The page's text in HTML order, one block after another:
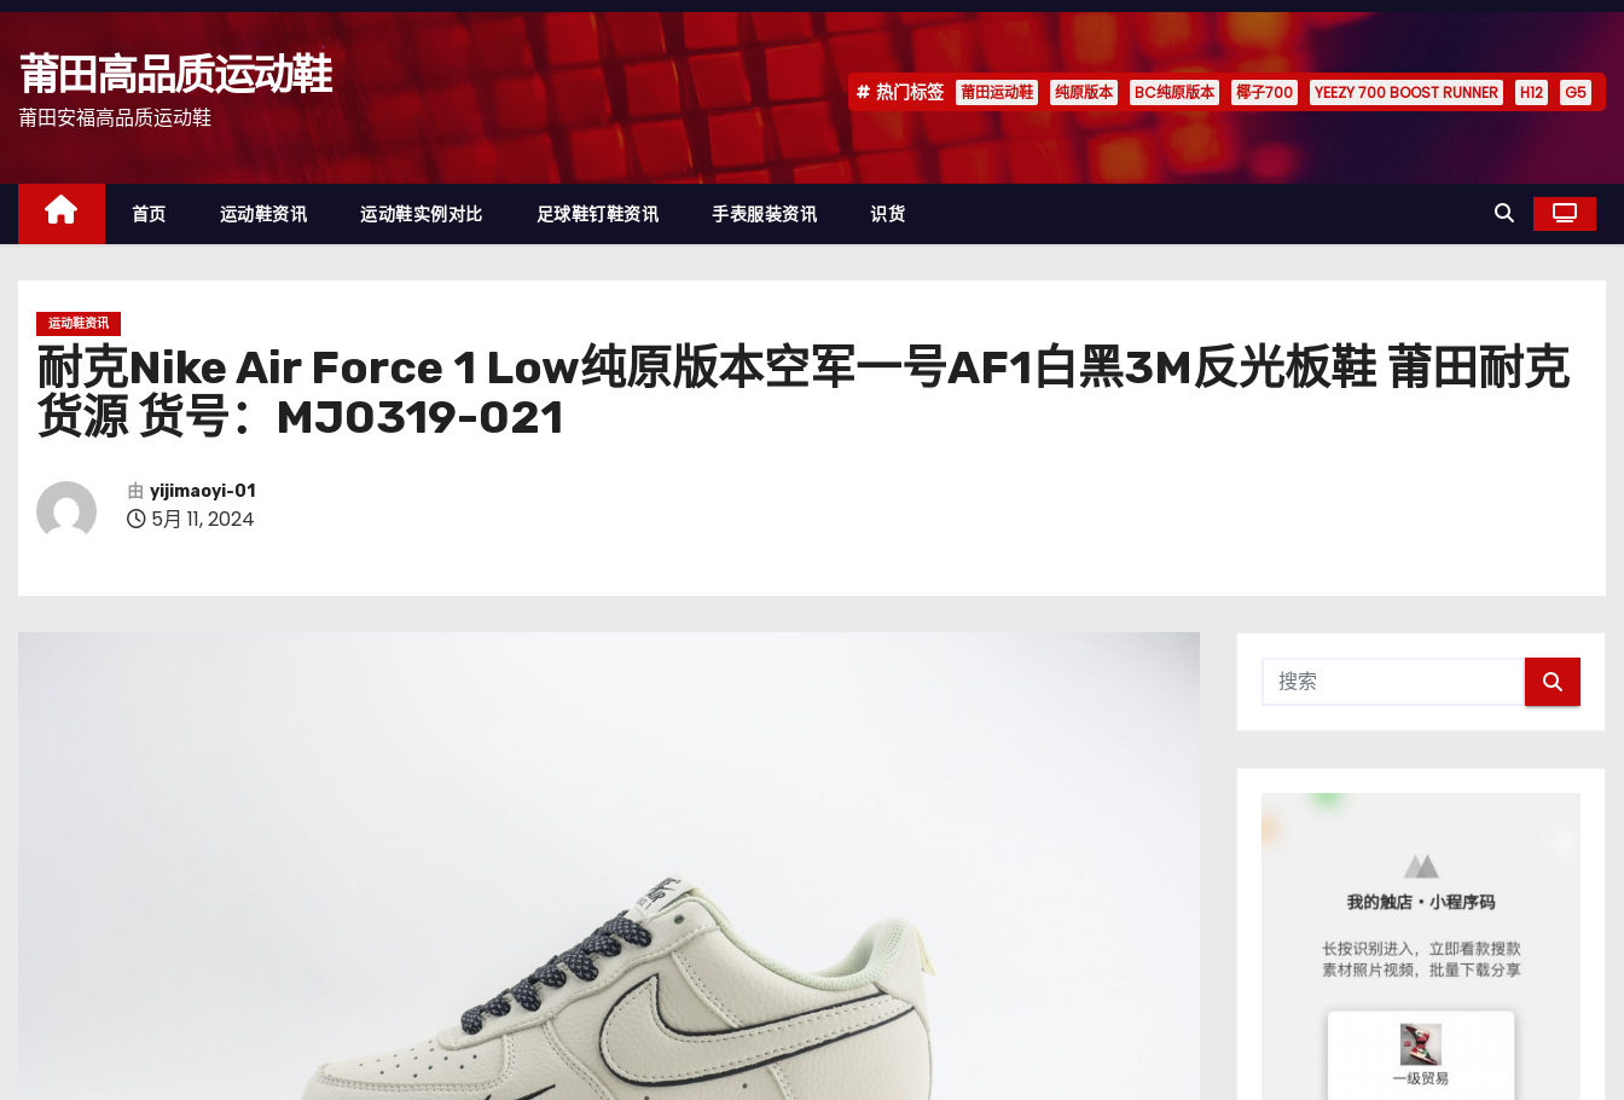
跳
莆田高品质运动鞋
莆田安福高品质运动鞋
热门标签 莆田运动鞋 纯原版本 BC纯原版本 椰子700 YEEZY 700 BOOST RUNNER H12 G5
首页 运动鞋资讯 运动鞋实例对比 足球鞋钉鞋资讯 手表服装资讯 识货
运动鞋资讯
耐克Nike Air Force 1 Low纯原版本空军一号AF1白黑3M反光板鞋 莆田耐克
货源 货号：MJ0319-021
由 yijimaoyi-01
5月 11, 2024